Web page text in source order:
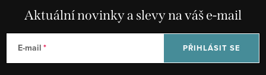
Aktuální novinky a slevy na váš e-mail
E-mail PŘIHLÁSIT SE